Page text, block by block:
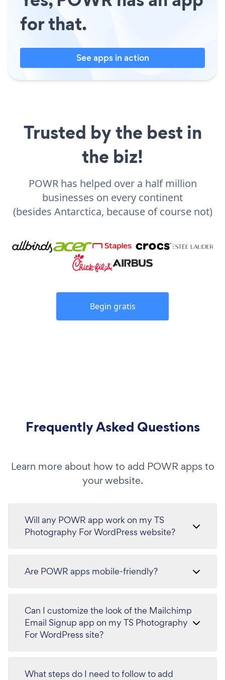
for that.
See apps in action
Trusted by the best in
the biz!
POWR has helped over a half million
businesses on every continent
(besides Antarctica, because of course not)
Begin gratis
Frequently Asked Questions
Learn more about how to add POWR apps to
your website.
Will any POWR app work on my TS
Photography For WordPress website?
Are POWR apps mobile-friendly?
Can I customize the look of the Mailchimp
Email Signup app on my TS Photography
For WordPress site?
What steps do I need to follow to add